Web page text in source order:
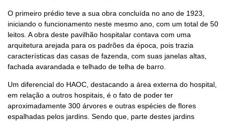
O primeiro prédio teve a sua obra concluída no ano de 1923,
iniciando o funcionamento neste mesmo ano, com um total de 50
leitos. A obra deste pavilhão hospitalar contava com uma
arquitetura arejada para os padrões da época, pois trazia
características das casas de fazenda, com suas janelas altas,
fachada avarandada e telhado de telha de barro.
Um diferencial do HAOC, destacando a área externa do hospital,
em relação a outros hospitais, é o fato de poder ter
aproximadamente 300 árvores e outras espécies de flores
espalhadas pelos jardins. Sendo que, parte destes jardins